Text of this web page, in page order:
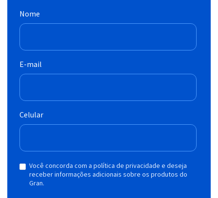
Nome
E-mail
Celular
Você concorda com a política de privacidade e deseja
receber informações adicionais sobre os produtos do
Gran.